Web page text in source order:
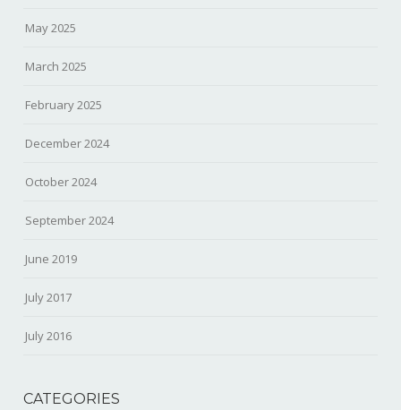
May 2025
March 2025
February 2025
December 2024
October 2024
September 2024
June 2019
July 2017
July 2016
CATEGORIES